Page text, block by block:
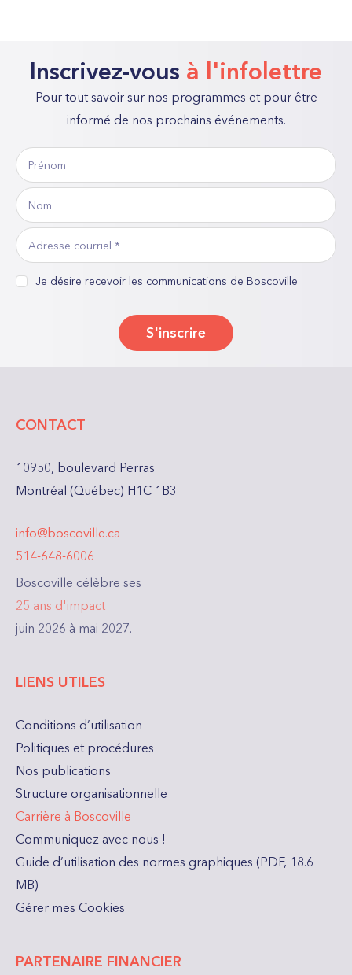
Inscrivez-vous à l'infolettre
Pour tout savoir sur nos programmes et pour être
informé de nos prochains événements.
«
»
indique
les
champs
Prénom
Nom
Adresse
courriel
consentement
*
Je désire recevoir les communications de Boscoville
S'inscrire
CONTACT
10950, boulevard Perras
Montréal (Québec) H1C 1B3
info@boscoville.ca
514-648-6006
Boscoville célèbre ses
25 ans d'impact
juin 2026 à mai 2027.
LIENS UTILES
Conditions d’utilisation
Politiques et procédures
Nos publications
Structure organisationnelle
Carrière à Boscoville
Communiquez avec nous !
Guide d’utilisation des normes graphiques (PDF, 18.6
MB)
Gérer mes Cookies
PARTENAIRE FINANCIER